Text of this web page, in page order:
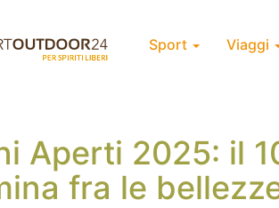
Sport Viaggi
Aperti 2025: il
fra le